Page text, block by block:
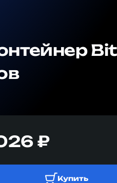
₽
Купить